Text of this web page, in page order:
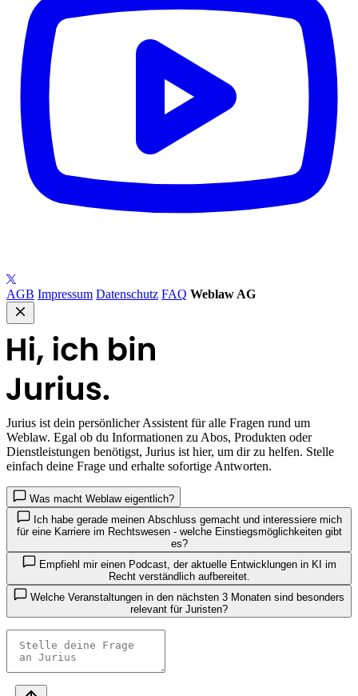
AGB Impressum Datenschutz FAQ Weblaw AG
Jurius ist dein persönlicher Assistent für alle Fragen rund um
Weblaw. Egal ob du Informationen zu Abos, Produkten oder
Dienstleistungen benötigst, Jurius ist hier, um dir zu helfen. Stelle
einfach deine Frage und erhalte sofortige Antworten.
Was macht Weblaw eigentlich?
Ich habe gerade meinen Abschluss gemacht und interessiere mich
für eine Karriere im Rechtswesen - welche Einstiegsmöglichkeiten gibt
es?
Empfiehl mir einen Podcast, der aktuelle Entwicklungen in KI im
Recht verständlich aufbereitet.
relevant für Juristen?